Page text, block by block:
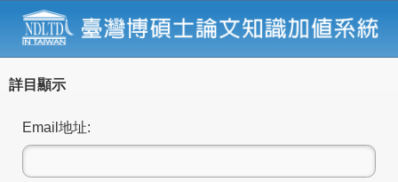
詳目顯示
Email地址: